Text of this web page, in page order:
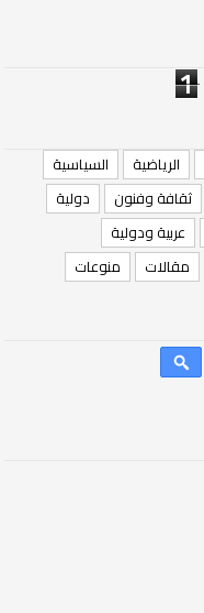
1
الرياضية
السياسية
ثقافة وفنون
دولية
عربية ودولية
مقالات منوعات